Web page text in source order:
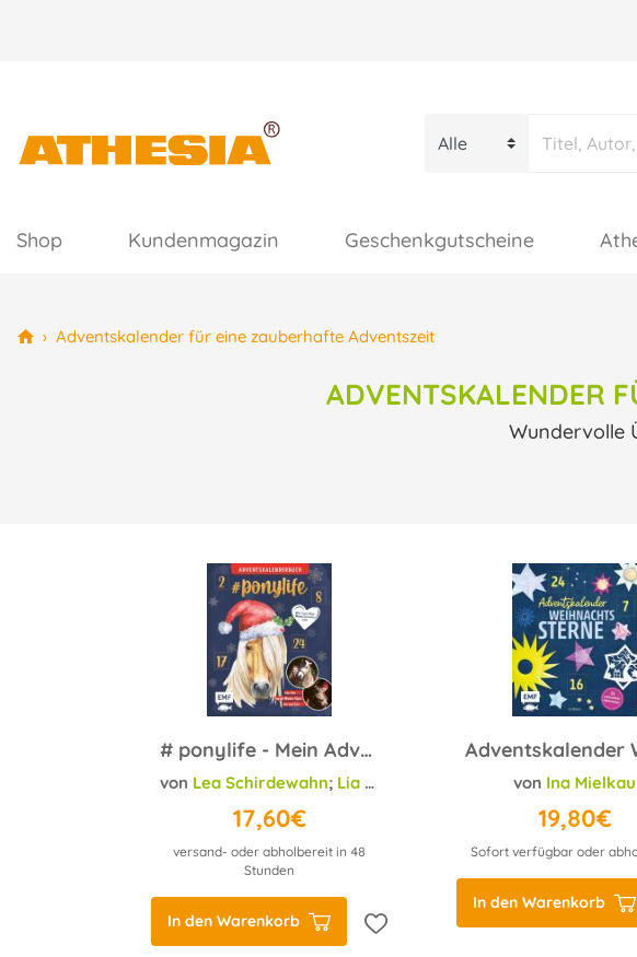
Shop Kundenmagazin Geschenkgutscheine
› Adventskalender für eine zauberhafte Adventszeit
ADVENTSKALENDER
Wundervolle
# ponylife - Mein Adventskalenderbuch - Von Lia und Lea
von Lea Schirdewahn; Lia Beckmann
17,60€
versand- oder abholbereit in 48
Stunden
In den Warenkorb
von Ina Mielkau
19,80€
Sofort verfügbar oder
In den Warenkorb